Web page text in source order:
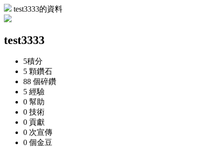
test3333的資料
test3333
5積分
5 顆鑽石
88 個碎鑽
5 經驗
0 幫助
0 技術
0 貢獻
0 次宣傳
0 個金豆